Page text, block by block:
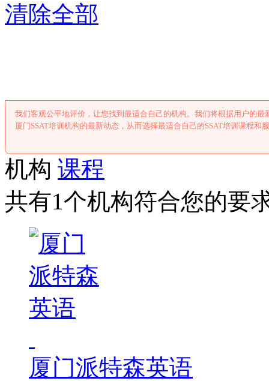
清除全部
我们客观公平地评价，让您找到最适合自己的机构。我们将根据用户的
厦门SSAT培训机构的最新动态，从而选择最适合自己的SSAT培训课程和
机构 课程
共有1个机构符合您的要
厦门派特森英语